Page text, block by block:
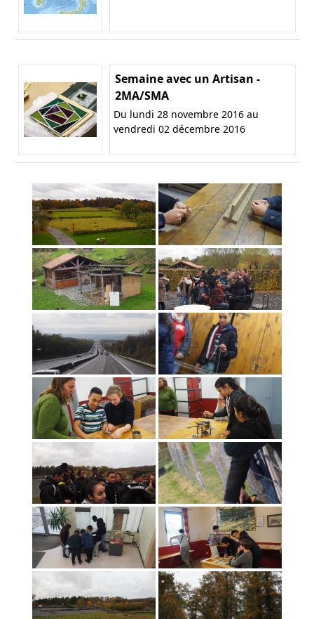
Semaine avec un Artisan -
2MA/SMA
Du lundi 28 novembre 2016 au
vendredi 02 décembre 2016